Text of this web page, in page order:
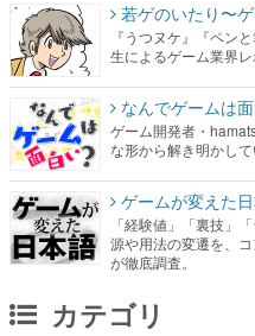
若ゲのいたり〜
『うつヌケ』『ペン
生によるゲーム業界レ
なんでゲームは
ゲーム開発者・
な形から解き明かし
ゲームが変えた
「経験値」「裏技」
源や用法の変遷を、
が徹底調査。
カテゴリ